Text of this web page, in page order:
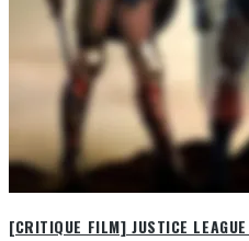
[CRITIQUE FILM] JUSTICE LEAGUE